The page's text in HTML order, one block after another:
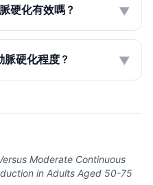
硬化有效嗎？ ▼
硬化程度？ ▼
Moderate Continuous
in Adults Aged 50-75